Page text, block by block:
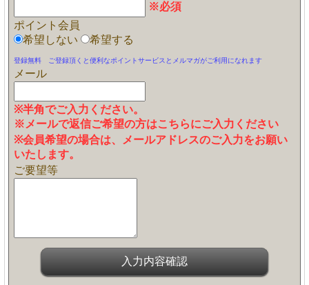
※必須
ポイント会員
希望しない
希望する
登録無料 ご登録頂くと便利なポイントサービスとメルマガがご利用になれます
メール
※半角でご入力ください。
※メールで返信ご希望の方はこちらにご入力ください
※会員希望の場合は、メールアドレスのご入力をお願い
いたします。
ご要望等